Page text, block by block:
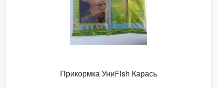
Прикормка УниFish Карась